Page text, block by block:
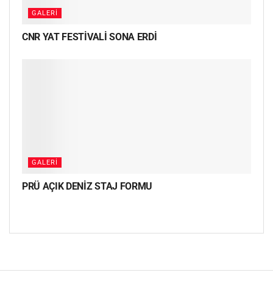
GALERI
CNR YAT FESTİVALİ SONA ERDİ
GALERI
PRÜ AÇIK DENİZ STAJ FORMU